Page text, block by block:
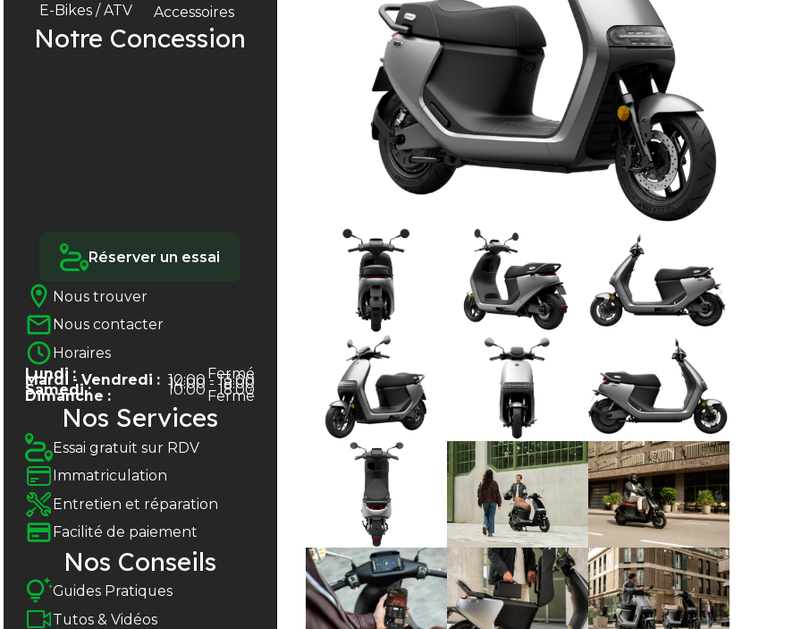
E-Bikes / ATV Accessoires
Notre Concession
Réserver un essai
Nous trouver
Nous contacter
Horaires
Lundi :
Fermé
Mardi - Vendredi : 10:00 - 13:00
14:00 - 18:00
Samedi : 10:00 - 18:00
Dimanche : Fermé
Nos Services
Essai gratuit sur RDV
Immatriculation
Entretien et réparation
Facilité de paiement
Nos Conseils
Guides Pratiques
Tutos & Vidéos